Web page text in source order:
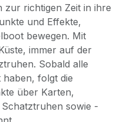
zur richtigen Zeit in ihre
und Effekte,
bewegen. Mit
immer auf der
Sobald alle
haben, folgt die
über Karten,
sowie -